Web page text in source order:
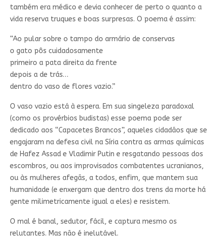
também era médico e devia conhecer de perto o quanto a
vida reserva truques e boas surpresas. O poema é assim:
“Ao pular sobre o tampo do armário de conservas
o gato pôs cuidadosamente
primeiro a pata direita da frente
depois a de trás…
dentro do vaso de flores vazio.”
O vaso vazio está à espera. Em sua singeleza paradoxal
(como os provérbios budistas) esse poema pode ser
dedicado aos “Capacetes Brancos”, aqueles cidadãos que se
engajaram na defesa civil na Síria contra as armas químicas
de Hafez Assad e Vladimir Putin e resgatando pessoas dos
escombros, ou aos improvisados combatentes ucranianos,
ou às mulheres afegãs, a todos, enfim, que mantem sua
humanidade (e enxergam que dentro dos trens da morte há
gente milimetricamente igual a eles) e resistem.
O mal é banal, sedutor, fácil, e captura mesmo os
relutantes. Mas não é inelutável.